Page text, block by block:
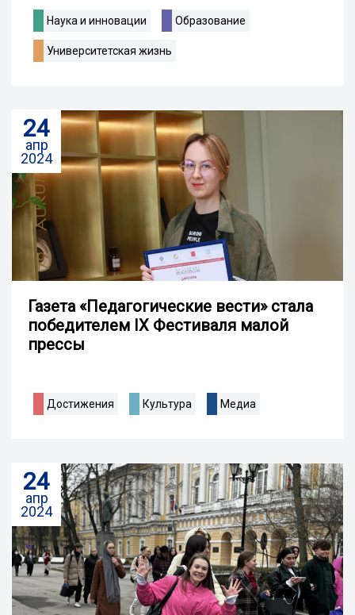
Наука и инновации Образование
Университетская жизнь
24
апр
2024
Газета «Педагогические вести» стала
победителем IX Фестиваля малой
прессы
Достижения Культура Медиа
24
апр
2024